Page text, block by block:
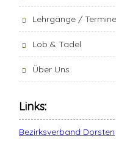
Lehrgänge / Termine
Lob & Tadel
Über Uns
Links:
Bezirksverband Dorsten